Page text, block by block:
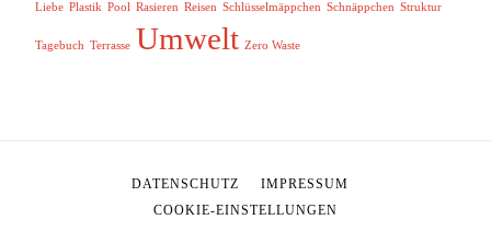
Liebe Plastik Pool Rasieren Reisen Schlüsselmäppchen Schnäppchen Struktur
Tagebuch Terrasse Umwelt Zero Waste
DATENSCHUTZ
IMPRESSUM
COOKIE-EINSTELLUNGEN